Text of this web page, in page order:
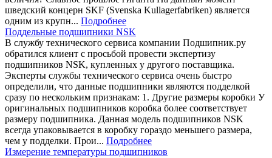
шведский концерн SKF (Svenska Kullagerfabriken) является
одним из крупн... Подробнее
Поддельные подшипники NSK
В службу технического сервиса компании Подшипник.ру
обратился клиент с просьбой провести экспертизу
подшипников NSK, купленных у другого поставщика.
Эксперты службы технического сервиса очень быстро
определили, что данные подшипники являются подделкой
сразу по нескольким признакам: 1. Другие размеры коробки У
оригинальных подшипников коробка более соответствует
размеру подшипника. Данная модель подшипников NSK
всегда упаковывается в коробку гораздо меньшего размера,
чем у подделки. Прои... Подробнее
Измерение температуры подшипников